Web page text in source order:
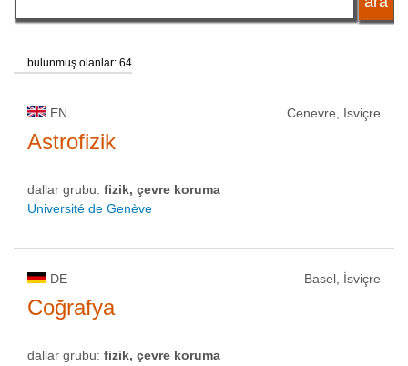
okul statüsü
bulunmuş olanlar: 64
EN Cenevre, İsviçre
Astrofizik
dallar grubu: fizik, çevre koruma
Université de Genève
DE Basel, İsviçre
Coğrafya
dallar grubu: fizik, çevre koruma